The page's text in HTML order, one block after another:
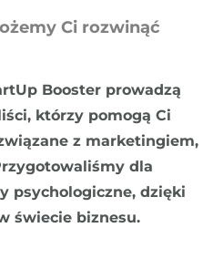
Ci rozwinąć
Booster prowadzą
którzy pomogą Ci
z marketingiem,
dla
psychologiczne, dzięki
świecie biznesu.